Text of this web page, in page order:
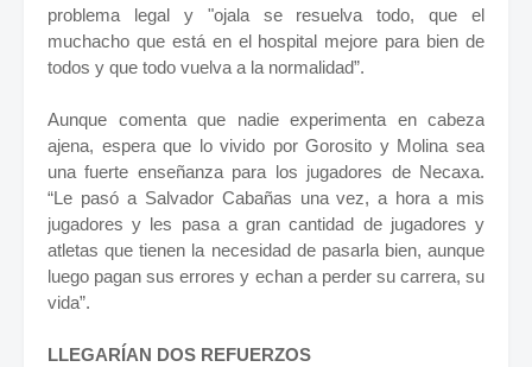
problema legal y "ojala se resuelva todo, que el
muchacho que está en el hospital mejore para bien de
todos y que todo vuelva a la normalidad”.
Aunque comenta que nadie experimenta en cabeza
ajena, espera que lo vivido por Gorosito y Molina sea
una fuerte enseñanza para los jugadores de Necaxa.
“Le pasó a Salvador Cabañas una vez, a hora a mis
jugadores y les pasa a gran cantidad de jugadores y
atletas que tienen la necesidad de pasarla bien, aunque
luego pagan sus errores y echan a perder su carrera, su
vida”.
LLEGARÍAN DOS REFUERZOS